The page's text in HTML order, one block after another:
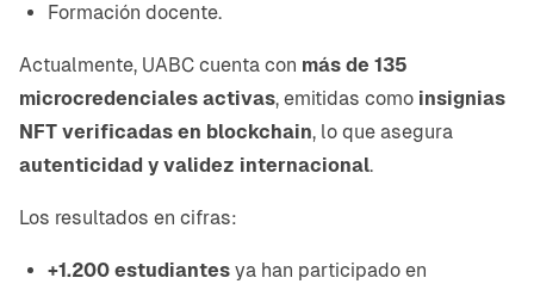
Formación docente.
Actualmente, UABC cuenta con más de 135
microcredenciales activas, emitidas como insignias
NFT verificadas en blockchain, lo que asegura
autenticidad y validez internacional.
Los resultados en cifras:
+1.200 estudiantes ya han participado en